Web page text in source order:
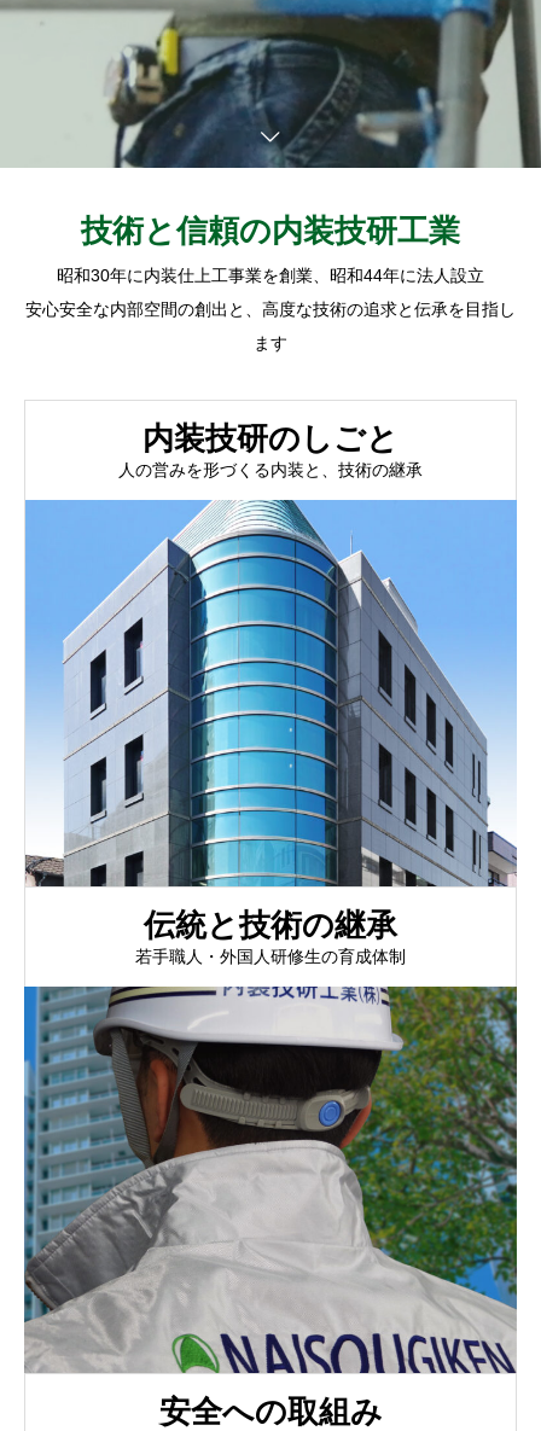
技術と信頼の内装技研工業
昭和30年に内装仕上工事業を創業、昭和44年に法人設立
安心安全な内部空間の創出と、高度な技術の追求と伝承を目指し
ます
内装技研のしごと
人の営みを形づくる内装と、技術の継承
伝統と技術の継承
若手職人・外国人研修生の育成体制
安全への取組み